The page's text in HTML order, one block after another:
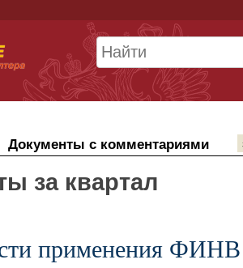
Документы с комментариями
за квартал
применения ФИНВ